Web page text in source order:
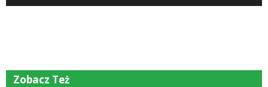
Zobacz Też